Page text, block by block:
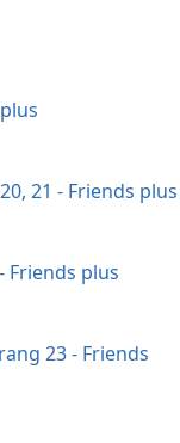
21 - Friends plus
Friends plus
23 - Friends